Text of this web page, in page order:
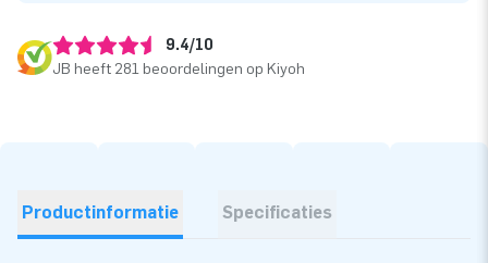
9.4/10
JB heeft 281 beoordelingen op Kiyoh
Productinformatie Specificaties